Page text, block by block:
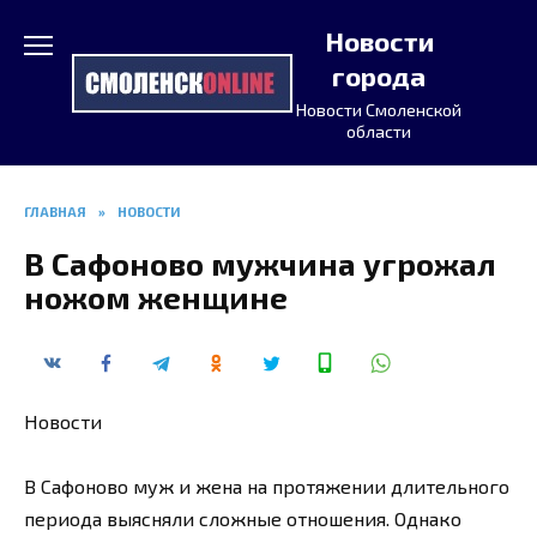
содержанию
Новости
города
Новости Смоленской
области
ГЛАВНАЯ » НОВОСТИ
В Сафоново мужчина угрожал
ножом женщине
Новости
В Сафоново муж и жена на протяжении длительного
периода выясняли сложные отношения. Однако